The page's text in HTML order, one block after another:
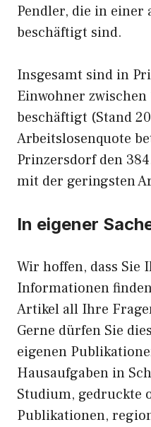
Pendler, die in einer
beschäftigt sind.
Insgesamt sind in
Einwohner zwischen
beschäftigt (Stand
Arbeitslosenquote
Prinzersdorf den
mit der geringsten
In eigener
Wir hoffen, dass Sie
Informationen
Artikel all Ihre
Gerne dürfen Sie
eigenen
Hausaufgaben in
Studium, gedruckte
Publikationen,